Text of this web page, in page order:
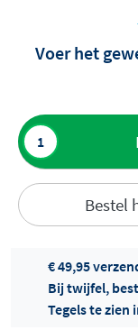
Voer het
Bestel
Toevoegen
aan offerte
Offertes
€ 49,95
Bij twijfel,
Tegels te zien